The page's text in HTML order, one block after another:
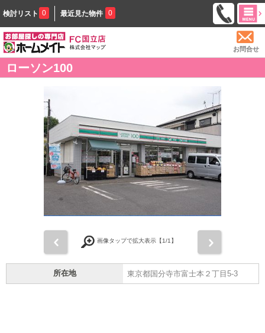
検討リスト 0 最近見た物件 0
お問合せ
ローソン100
画像タップで拡大表示【1/1】
所在地 東京都国分寺市富士本２丁目5-3